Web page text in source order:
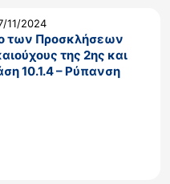
11/2024
των Προσκλήσεων
της 2ης και
10.1.4 – Ρύπανση